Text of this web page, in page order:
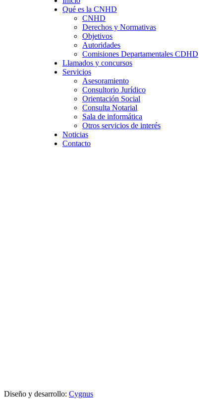
Qué es la CNHD
CNHD
Derechos y Normativas
Objetivos
Autoridades
Comisiones Departamentales CDHD
Llamados y concursos
Servicios
Asesoramiento
Consultorio Jurídico
Orientación Social
Consulta Notarial
Sala de informática
Otros servicios de interés
Noticias
Contacto
Diseño y desarrollo: Cygnus